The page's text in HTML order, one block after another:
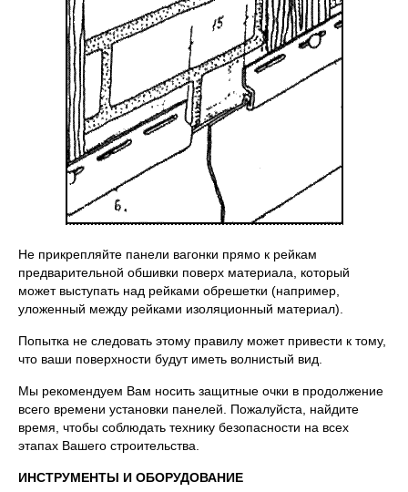
Не прикрепляйте панели вагонки прямо к рейкам
предварительной обшивки поверх материала, который
может выступать над рейками обрешетки (например,
уложенный между рейками изоляционный материал).
Попытка не следовать этому правилу может привести к тому,
что ваши поверхности будут иметь волнистый вид.
Мы рекомендуем Вам носить защитные очки в продолжение
всего времени установки панелей. Пожалуйста, найдите
время, чтобы соблюдать технику безопасности на всех
этапах Вашего строительства.
ИНСТРУМЕНТЫ И ОБОРУДОВАНИЕ